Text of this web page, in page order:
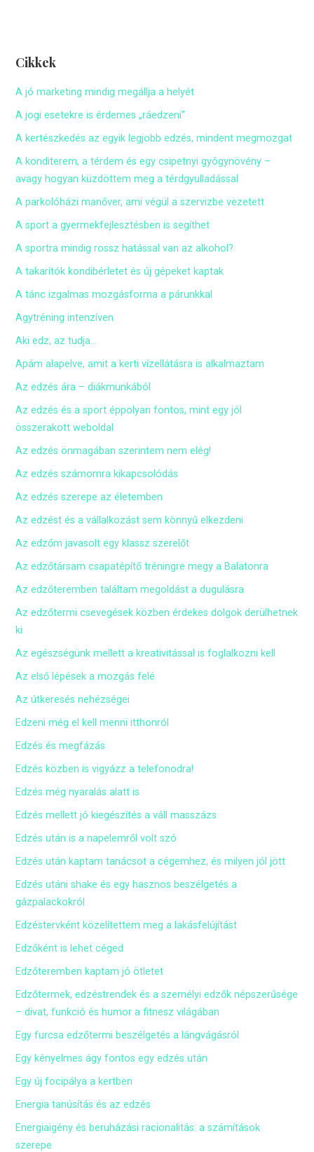
Cikkek
A jó marketing mindig megállja a helyét
A jogi esetekre is érdemes „ráedzeni”
A kertészkedés az egyik legjobb edzés, mindent megmozgat
A konditerem, a térdem és egy csipetnyi gyógynövény –
avagy hogyan küzdöttem meg a térdgyulladással
A parkolóházi manőver, ami végül a szervizbe vezetett
A sport a gyermekfejlesztésben is segíthet
A sportra mindig rossz hatással van az alkohol?
A takarítók kondibérletet és új gépeket kaptak
A tánc izgalmas mozgásforma a párunkkal
Agytréning intenzíven
Aki edz, az tudja…
Apám alapelve, amit a kerti vízellátásra is alkalmaztam
Az edzés ára – diákmunkából
Az edzés és a sport éppolyan fontos, mint egy jól
összerakott weboldal
Az edzés önmagában szerintem nem elég!
Az edzés számomra kikapcsolódás
Az edzés szerepe az életemben
Az edzést és a vállalkozást sem könnyű elkezdeni
Az edzőm javasolt egy klassz szerelőt
Az edzőtársam csapatépítő tréningre megy a Balatonra
Az edzőteremben találtam megoldást a dugulásra
Az edzőtermi csevegések közben érdekes dolgok derülhetnek
ki
Az egészségünk mellett a kreativitással is foglalkozni kell
Az első lépések a mozgás felé
Az útkeresés nehézségei
Edzeni még el kell menni itthonról
Edzés és megfázás
Edzés közben is vigyázz a telefonodra!
Edzés még nyaralás alatt is
Edzés mellett jó kiegészítés a váll masszázs
Edzés után is a napelemről volt szó
Edzés után kaptam tanácsot a cégemhez, és milyen jól jött
Edzés utáni shake és egy hasznos beszélgetés a
gázpalackokról
Edzéstervként közelítettem meg a lakásfelújítást
Edzőként is lehet céged
Edzőteremben kaptam jó ötletet
Edzőtermek, edzéstrendek és a személyi edzők népszerűsége
– divat, funkció és humor a fitnesz világában
Egy furcsa edzőtermi beszélgetés a lángvágásról
Egy kényelmes ágy fontos egy edzés után
Egy új focipálya a kertben
Energia tanúsítás és az edzés
Energiaigény és beruházási racionalitás: a számítások
szerepe